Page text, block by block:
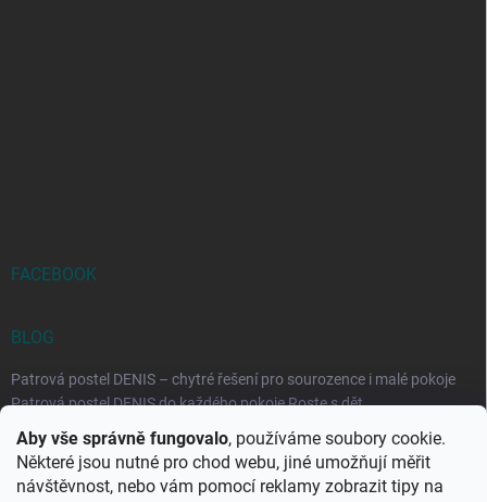
Aby vše správně fungovalo, používáme soubory cookie.
Některé jsou nutné pro chod webu, jiné umožňují měřit
návštěvnost, nebo vám pomocí reklamy zobrazit tipy na
FACEBOOK
BLOG
Patrová postel DENIS – chytré řešení pro sourozence i malé pokoje
Patrová postel DENIS do každého pokoje Roste s dět...
Rozkládací postele RELAX – ideální řešení pro malé prostory i
každodenní spaní
Rozkládací postel, která se přizpůsobí vašemu živo...